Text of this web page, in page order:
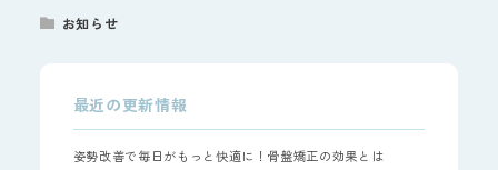
お知らせ
最近の更新情報
姿勢改善で毎日がもっと快適に！骨盤矯正の効果とは